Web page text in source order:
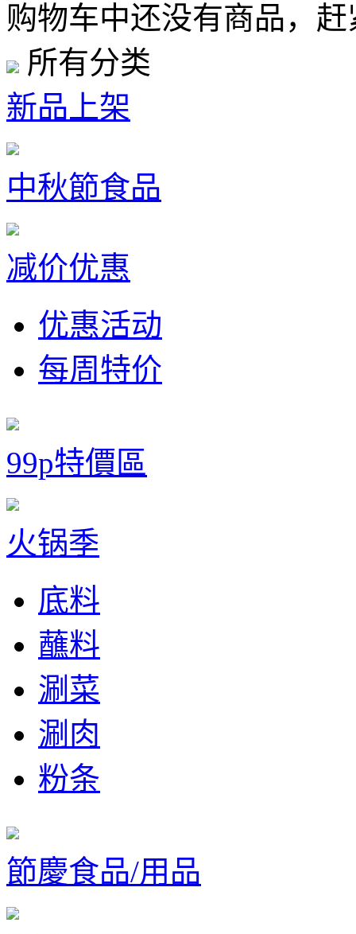
购物车中还没有商品，
所有分类
新品上架
中秋節食品
减价优惠
优惠活动
每周特价
99p特價區
火锅季
底料
蘸料
涮菜
涮肉
粉条
節慶食品/用品